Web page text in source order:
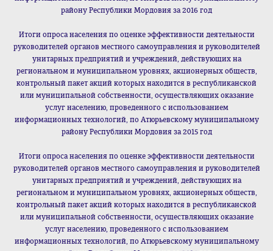
району Республики Мордовия за 2016 год
Итоги опроса населения по оценке эффективности деятельности
руководителей органов местного самоуправления и руководителей
унитарных предприятий и учреждений, действующих на
региональном и муниципальном уровнях, акционерных обществ,
контрольный пакет акций которых находится в республиканской
или муниципальной собственности, осуществляющих оказание
услуг населению, проведенного с использованием
информационных технологий, по Атюрьевскому муниципальному
району Республики Мордовия за 2015 год
Итоги опроса населения по оценке эффективности деятельности
руководителей органов местного самоуправления и руководителей
унитарных предприятий и учреждений, действующих на
региональном и муниципальном уровнях, акционерных обществ,
контрольный пакет акций которых находится в республиканской
или муниципальной собственности, осуществляющих оказание
услуг населению, проведенного с использованием
информационных технологий, по Атюрьевскому муниципальному